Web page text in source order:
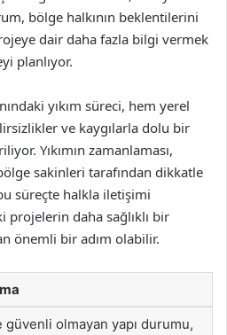
bölge halkının beklentilerini
dair daha fazla bilgi vermek
planlıyor.
yıkım süreci, hem yerel
ve kaygılarla dolu bir
Yıkımın zamanlaması,
sakinleri tarafından dikkatle
süreçte halkla iletişimi
projelerin daha sağlıklı bir
önemli bir adım olabilir.
güvenli olmayan yapı durumu,